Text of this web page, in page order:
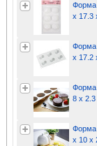
Форма
x 17.3
Форма
x 17.2
Форма
8 x
Форма
x 10 x